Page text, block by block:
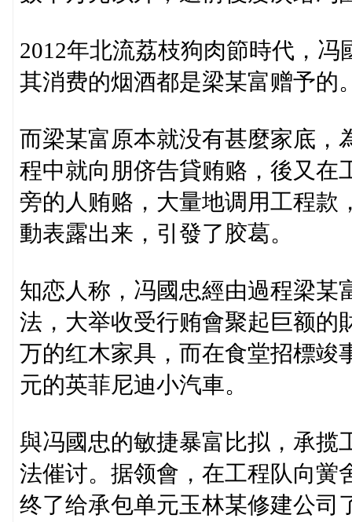
2012年北流荔枝狗肉節時代，
其消费的烟酒都是梁某富赠予的
而梁某富原本就没有甚麼家底，
程中就向朋侪告貸贿赂，後又在
旁的人贿赂，大量地调用工程款
動表露出来，引發了胶葛。
知恋人称，冯國忠經由過程梁某
法，大举收受行贿會聚起巨额的
万的红木家具，而在食堂招標竣
元的英菲尼迪小汽車。
與冯國忠的敏捷暴富比拟，承揽
法催讨。据领會，在工程队向黉
终了给承包单元玉林某修建公司